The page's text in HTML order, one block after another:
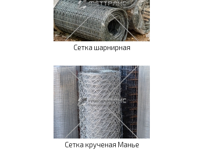
Сетка шарнирная
Сетка крученая Манье